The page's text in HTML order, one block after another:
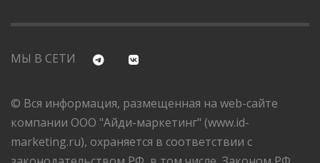
МЫ В СЕТИ
© Вся информация, размещенная на web-сайте
компании ООО "Айди-маркетинг" (www.id-
marketing.ru), охраняется в соответствии с